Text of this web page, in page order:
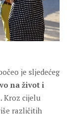
je sljedećeg
na život i
. Kroz cijelu
različitih